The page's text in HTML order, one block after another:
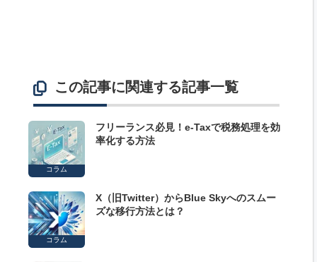
この記事に関連する記事一覧
コラム
フリーランス必見！e-Taxで税務処理を効
率化する方法
コラム
X（旧Twitter）からBlue Skyへのスムー
ズな移行方法とは？